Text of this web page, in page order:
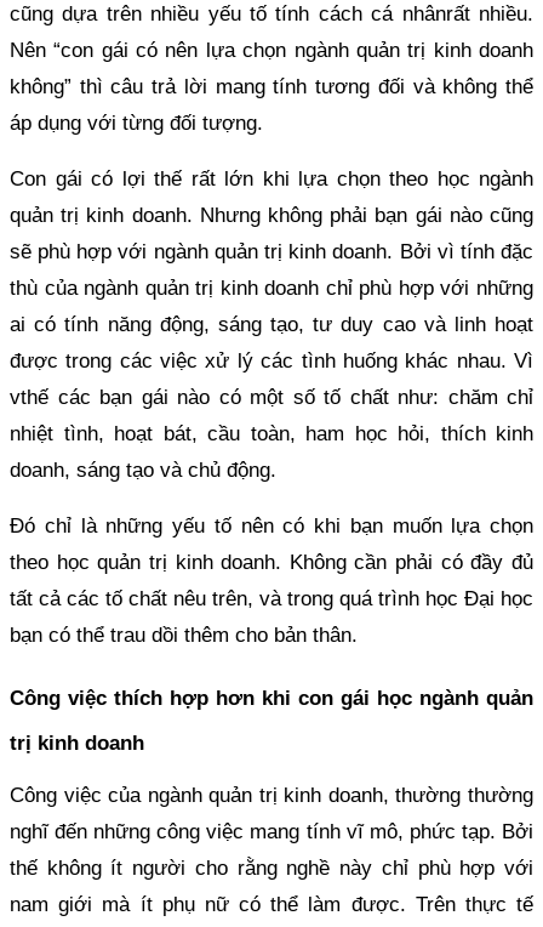
cũng dựa trên nhiều yếu tố tính cách cá nhânrất nhiều.
Nên “con gái có nên lựa chọn ngành quản trị kinh doanh
không” thì câu trả lời mang tính tương đối và không thể
áp dụng với từng đối tượng.
Con gái có lợi thế rất lớn khi lựa chọn theo học ngành
quản trị kinh doanh. Nhưng không phải bạn gái nào cũng
sẽ phù hợp với ngành quản trị kinh doanh. Bởi vì tính đặc
thù của ngành quản trị kinh doanh chỉ phù hợp với những
ai có tính năng động, sáng tạo, tư duy cao và linh hoạt
được trong các việc xử lý các tình huống khác nhau. Vì
vthế các bạn gái nào có một số tố chất như: chăm chỉ
nhiệt tình, hoạt bát, cầu toàn, ham học hỏi, thích kinh
doanh, sáng tạo và chủ động.
Đó chỉ là những yếu tố nên có khi bạn muốn lựa chọn
theo học quản trị kinh doanh. Không cần phải có đầy đủ
tất cả các tố chất nêu trên, và trong quá trình học Đại học
bạn có thể trau dồi thêm cho bản thân.
Công việc thích hợp hơn khi con gái học ngành quản
trị kinh doanh
Công việc của ngành quản trị kinh doanh, thường thường
nghĩ đến những công việc mang tính vĩ mô, phức tạp. Bởi
thế không ít người cho rằng nghề này chỉ phù hợp với
nam giới mà ít phụ nữ có thể làm được. Trên thực tế